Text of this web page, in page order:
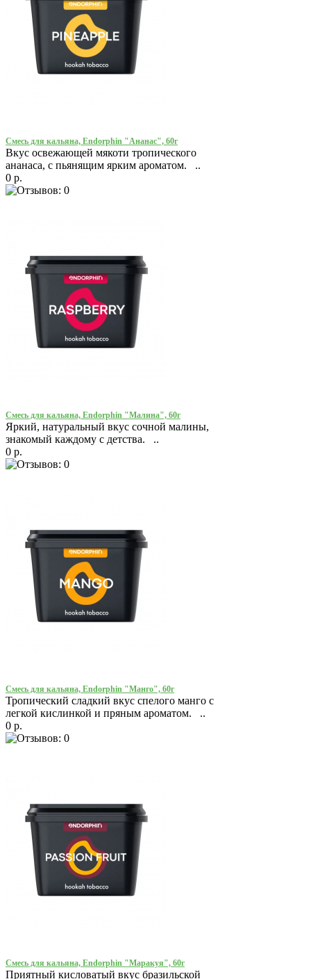
Смесь для кальяна, Endorphin "Ананас", 60г
Вкус освежающей мякоти тропического
ананаса, с пьянящим ярким ароматом. ..
0 р.
Смесь для кальяна, Endorphin "Малина", 60г
Яркий, натуральный вкус сочной малины,
знакомый каждому с детства. ..
0 р.
Смесь для кальяна, Endorphin "Манго", 60г
Тропический сладкий вкус спелого манго с
легкой кислинкой и пряным ароматом. ..
0 р.
Смесь для кальяна, Endorphin "Маракуя", 60г
Приятный кисловатый вкус бразильской